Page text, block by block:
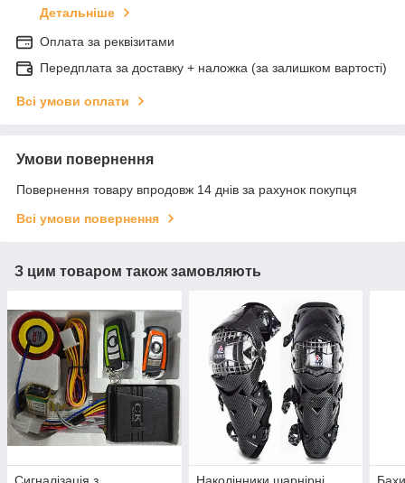
Детальніше
Оплата за реквізитами
Передплата за доставку + наложка (за залишком вартості)
Всі умови оплати
Умови повернення
Повернення товару впродовж 14 днів за рахунок покупця
Всі умови повернення
З цим товаром також замовляють